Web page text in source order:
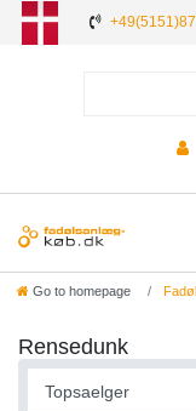
Go to homepage
Rensedunk